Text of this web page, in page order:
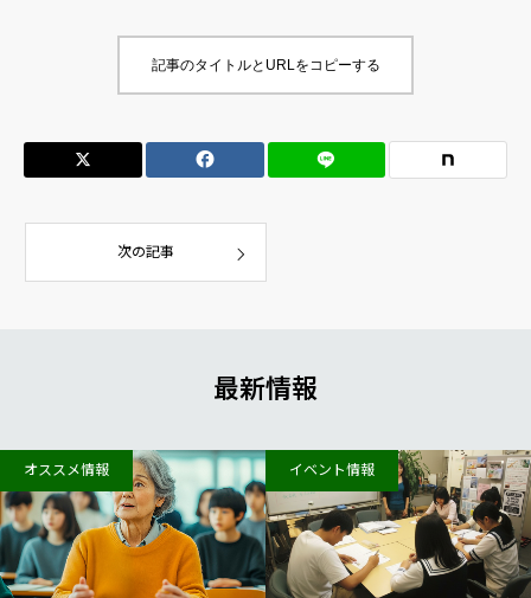
記事のタイトルとURLをコピーする
次の記事
最新情報
オススメ情報 イベント情報